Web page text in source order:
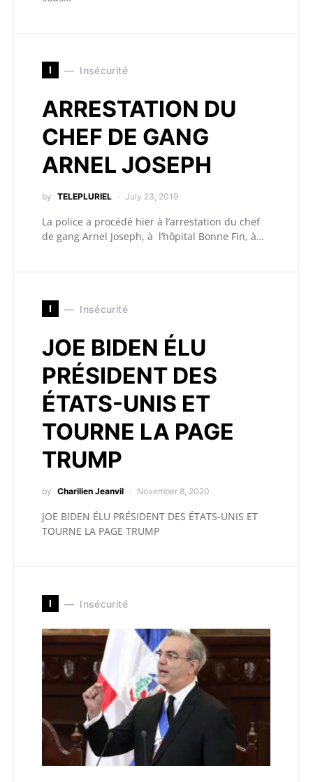
I Insécurité
ARRESTATION DU
CHEF DE GANG
ARNEL JOSEPH
by TELEPLURIEL July 23, 2019
La police a procédé hier à l’arrestation du chef
de gang Arnel Joseph, à l’hôpital Bonne Fin, à…
I Insécurité
JOE BIDEN ÉLU
PRÉSIDENT DES
ÉTATS-UNIS ET
TOURNE LA PAGE
TRUMP
by Charilien Jeanvil November 8, 2020
JOE BIDEN ÉLU PRÉSIDENT DES ÉTATS-UNIS ET
TOURNE LA PAGE TRUMP
I Insécurité